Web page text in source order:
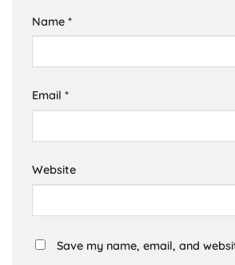
Name *
Email *
Website
Save my name, email, and